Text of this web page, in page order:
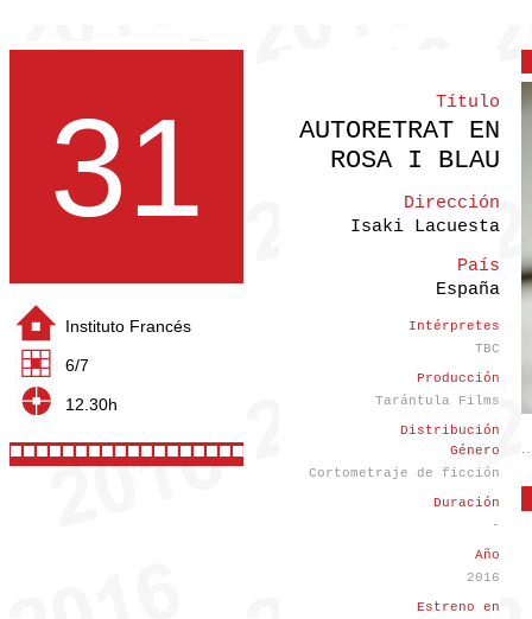
31
Instituto Francés
6/7
12.30h
■■■■■■■■■■■■■■■■■■■■■■
Título
AUTORETRAT EN
ROSA I BLAU
Dirección
Isaki Lacuesta
País
España
Intérpretes
TBC
Producción
Tarántula Films
Distribución
Género
Cortometraje de ficción
Duración
-
Año
2016
Estreno en